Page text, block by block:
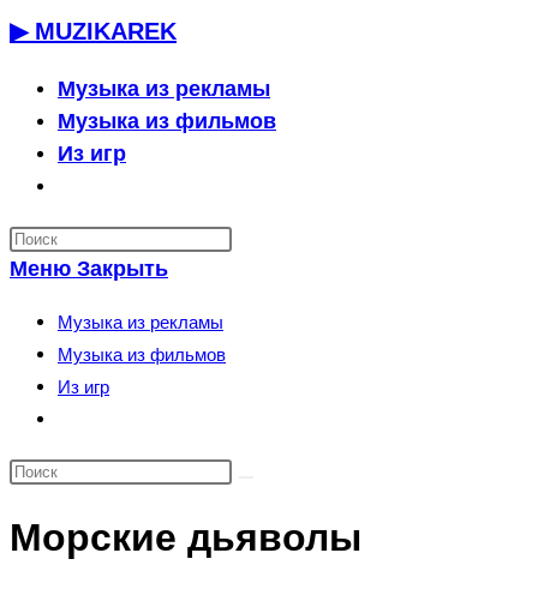
Перейти
содержимому
▶ MUZIKAREK
Музыка из рекламы
Музыка из фильмов
Из игр
по
веб-
сайту
Меню Закрыть
Музыка из рекламы
Музыка из фильмов
Из игр
по
сайту
Морские дьяволы